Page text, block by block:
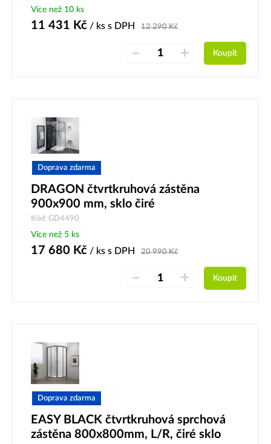
Více než 10 ks
11 431 Kč / ks s DPH 12 290Kč
– + Koupit
Doprava zdarma
DRAGON čtvrtkruhová zástěna
900x900 mm, sklo čiré
Kód: GD4490
Více než 5 ks
17 680 Kč / ks s DPH 20 990Kč
– + Koupit
Doprava zdarma
EASY BLACK čtvrtkruhová sprchová
zástěna 800x800mm, L/R, čiré sklo